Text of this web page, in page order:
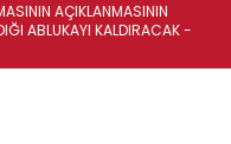
AÇIKLANMASININ
ABLUKAYI KALDIRACAK -